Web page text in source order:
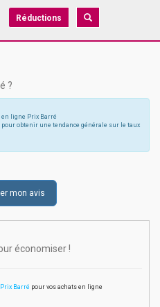
Réductions
?
ligne Prix Barré
obtenir une tendance générale sur le taux
mon avis
économiser !
Barré pour vos achats en ligne